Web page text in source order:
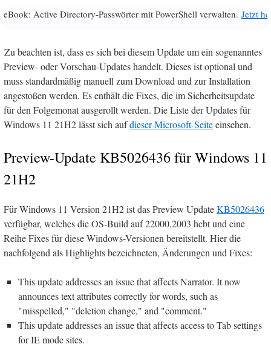
eBook: Active Directory-Passwörter mit PowerShell verwalten. Jetzt
Zu beachten ist, dass es sich bei diesem Update um ein sogenanntes
Preview- oder Vorschau-Updates handelt. Dieses ist optional und
muss standardmäßig manuell zum Download und zur Installation
angestoßen werden. Es enthält die Fixes, die im Sicherheitsupdate
für den Folgemonat ausgerollt werden. Die Liste der Updates für
Windows 11 21H2 lässt sich aufdieser Microsoft-Seiteeinsehen.
Preview-Update KB5026436 für Windows 11
21H2
Für Windows 11 Version 21H2 ist das Preview UpdateKB5026436
verfügbar, welches die OS-Build auf 22000.2003 hebt und eine
Reihe Fixes für diese Windows-Versionen bereitstellt. Hier die
nachfolgend als Highlights bezeichneten, Änderungen und Fixes:
This update addresses an issue that affects Narrator. It now
announces text attributes correctly for words, such as
"misspelled," "deletion change," and "comment."
This update addresses an issue that affects access to Tab settings
for IE mode sites.